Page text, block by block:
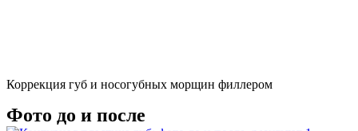
Коррекция губ и носогубных морщин филлером
Фото до и после